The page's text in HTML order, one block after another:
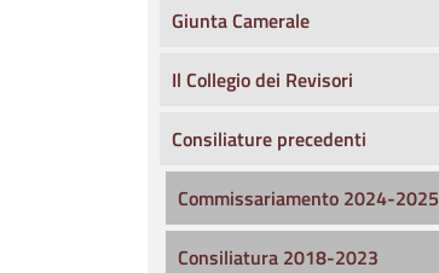
Giunta Camerale
Il Collegio dei Revisori
Consiliature precedenti
Commissariamento 2024-2025
Consiliatura 2018-2023